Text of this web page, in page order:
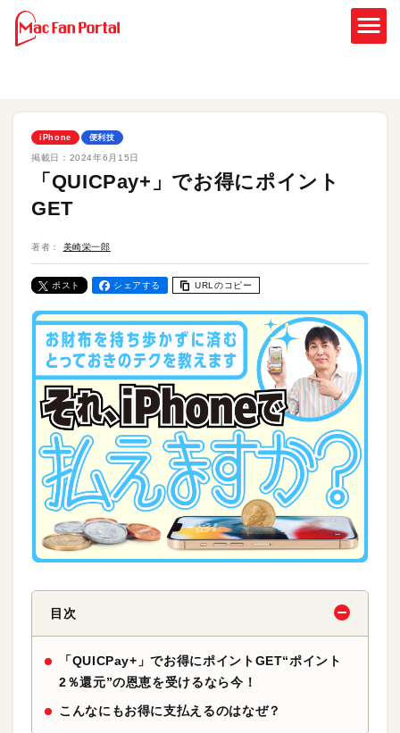
iPhone 便利技
掲載日： 2024年6月15日
「QUICPay+」でお得にポイント
GET
著者： 美崎栄一郎
ポスト シェアする URLのコピー
目次
「QUICPay+」でお得にポイントGET“ポイント
2％還元”の恩恵を受けるなら今！
こんなにもお得に支払えるのはなぜ？